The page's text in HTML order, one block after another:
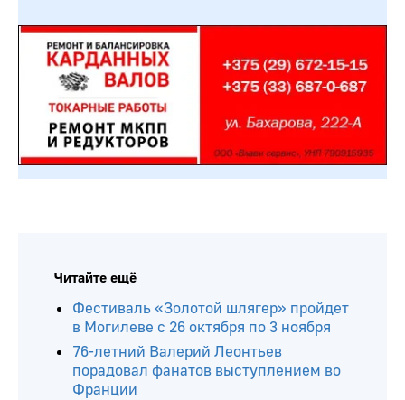
Читайте ещё
Фестиваль «Золотой шлягер» пройдет
в Могилеве с 26 октября по 3 ноября
76-летний Валерий Леонтьев
порадовал фанатов выступлением во
Франции